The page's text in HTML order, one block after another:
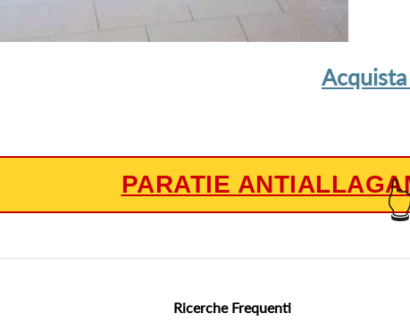
PARATIE
Ricerche Frequenti